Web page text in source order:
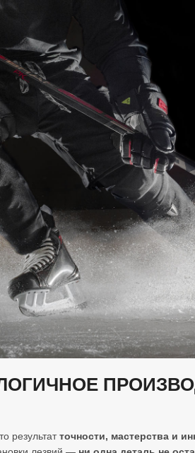
результатточности, мастерства и